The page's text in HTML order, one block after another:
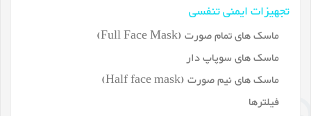
تجهیزات ایمنی تنفسی
ماسک های تمام صورت (Full Face Mask)
ماسک های سوپاپ دار
ماسک های نیم صورت (Half face mask)
فیلترها